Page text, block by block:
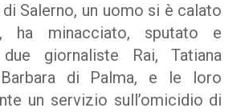
Salerno, un uomo si è calato
ha minacciato, sputato e
giornaliste Rai, Tatiana
di Palma, e le loro
un servizio sull’omicidio di